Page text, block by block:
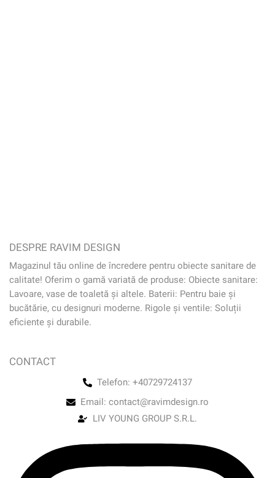
DESPRE RAVIM DESIGN
Magazinul tău online de încredere pentru obiecte sanitare de
calitate! Oferim o gamă variată de produse: Obiecte sanitare:
Lavoare, vase de toaletă și altele. Baterii: Pentru baie și
bucătărie, cu designuri moderne. Rigole și ventile: Soluții
eficiente și durabile.
CONTACT
Telefon: +40729724137
Email: contact@ravimdesign.ro
LIV YOUNG GROUP S.R.L.